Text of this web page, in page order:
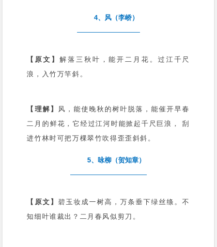
4、风（李峤）
【原文】解落三秋叶，能开二月花。过江千尺
浪，入竹万竿斜。
【理解】
风，能使晚秋的树叶脱落，能催开早春
二月的鲜花，它经过江河时能掀起千尺巨浪， 刮
进竹林时可把万棵翠竹吹得歪歪斜斜。
5、咏柳（贺知章）
【原文】 碧玉妆成一树高，万条垂下绿丝绦。不
知细叶谁裁出？二月春风似剪刀。